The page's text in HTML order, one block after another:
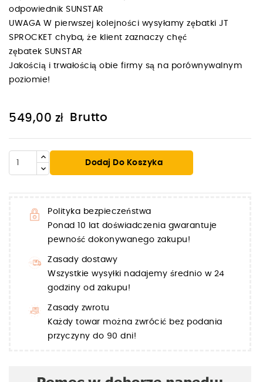
odpowiednik SUNSTAR
UWAGA W pierwszej kolejności wysyłamy zębatki JT
SPROCKET chyba, że klient zaznaczy chęć
zębatek SUNSTAR
Jakością i trwałością obie firmy są na porównywalnym
poziomie!
549,00 zł Brutto
Dodaj Do Koszyka
Polityka bezpieczeństwa
Ponad 10 lat doświadczenia gwarantuje
pewność dokonywanego zakupu!
Zasady dostawy
Wszystkie wysyłki nadajemy średnio w 24
godziny od zakupu!
Zasady zwrotu
Każdy towar można zwrócić bez podania
przyczyny do 90 dni!